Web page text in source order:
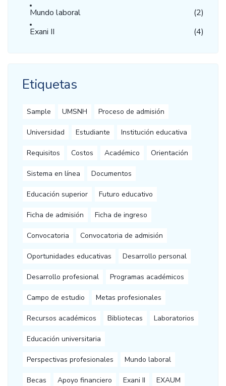
Mundo laboral
(2)
Exani II
(4)
Etiquetas
Sample UMSNH Proceso de admisión
Universidad Estudiante Institución educativa
Requisitos Costos Académico Orientación
Sistema en línea Documentos
Educación superior Futuro educativo
Ficha de admisión Ficha de ingreso
Convocatoria Convocatoria de admisión
Oportunidades educativas Desarrollo personal
Desarrollo profesional Programas académicos
Campo de estudio Metas profesionales
Recursos académicos Bibliotecas Laboratorios
Educación universitaria
Perspectivas profesionales Mundo laboral
Becas Apoyo financiero Exani II EXAUM